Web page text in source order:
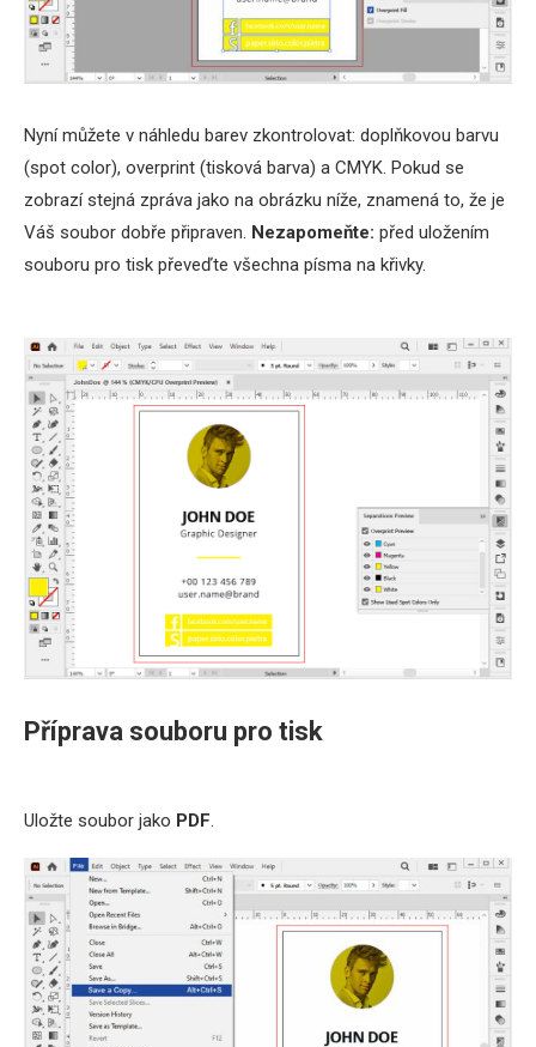
Nyní můžete v náhledu barev zkontrolovat: doplňkovou barvu
(spot color), overprint (tisková barva) a CMYK. Pokud se
zobrazí stejná zpráva jako na obrázku níže, znamená to, že je
Váš soubor dobře připraven. Nezapomeňte: před uložením
souboru pro tisk převeďte všechna písma na křivky.
Příprava souboru pro tisk
Uložte soubor jako PDF.